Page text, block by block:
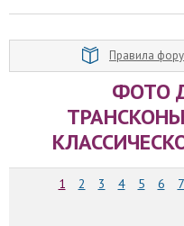
Правила
ФОТО
1 2 3 4 5 6 7